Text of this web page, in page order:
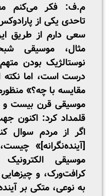
م.ف: فکر می‌کنم
تاحدی یکی از
سعی دارم از طریق
مثال، موسیقی
نوستالژیک بودن
درست است، اما نکته
مقایسه با چه؟»
موسیقی قرن بیست و
قلمداد کرد: اکنون
اگر از مردم سوال
[آینده‌نگرانه]»
موسیقی
کرافت‌ورک، و
به نوعی، متکی بر